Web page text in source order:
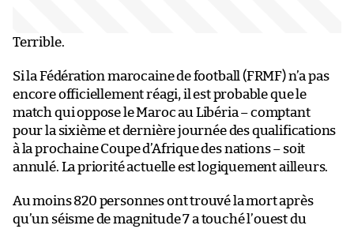
Terrible.
Si la Fédération marocaine de football (FRMF) n’a pas
encore officiellement réagi, il est probable que le
match qui oppose le Maroc au Libéria – comptant
pour la sixième et dernière journée des qualifications
à la prochaine Coupe d’Afrique des nations – soit
annulé. La priorité actuelle est logiquement ailleurs.
Au moins 820 personnes ont trouvé la mort après
qu’un séisme de magnitude 7 a touché l’ouest du